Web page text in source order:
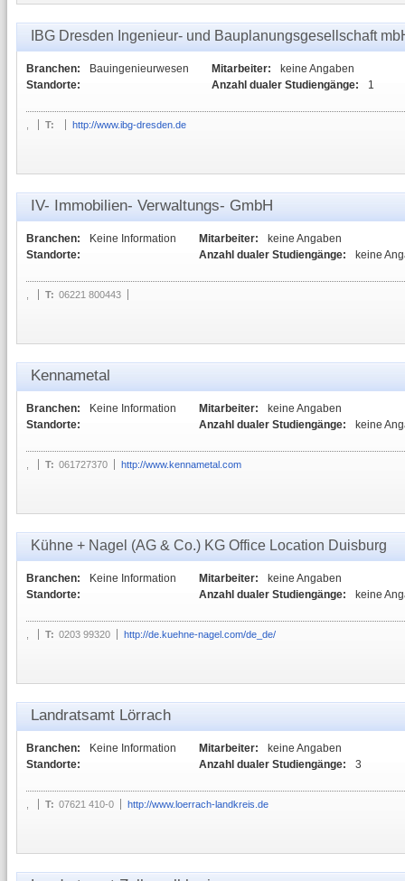
IBG Dresden Ingenieur- und Bauplanungsgesellschaft
Branchen:
Bauingenieurwesen
Standorte:
Mitarbeiter:
keine Angaben
Anzahl dualer Studiengänge:
1
T: http://www.ibg-dresden.de
IV- Immobilien- Verwaltungs- GmbH
Branchen:
Keine Information
Standorte:
Mitarbeiter:
keine Angaben
Anzahl dualer Studiengänge:
keine
T: 06221 800443
Kennametal
Branchen:
Keine Information
Standorte:
Mitarbeiter:
keine Angaben
Anzahl dualer Studiengänge:
keine
T: 061727370 http://www.kennametal.com
Kühne + Nagel (AG & Co.) KG Office Location Duisburg
Branchen:
Keine Information
Standorte:
Mitarbeiter:
keine Angaben
Anzahl dualer Studiengänge:
keine
T: 0203 99320 http://de.kuehne-nagel.com/de_de/
Landratsamt Lörrach
Branchen:
Keine Information
Standorte:
Mitarbeiter:
keine Angaben
Anzahl dualer Studiengänge:
3
T: 07621 410-0 http://www.loerrach-landkreis.de